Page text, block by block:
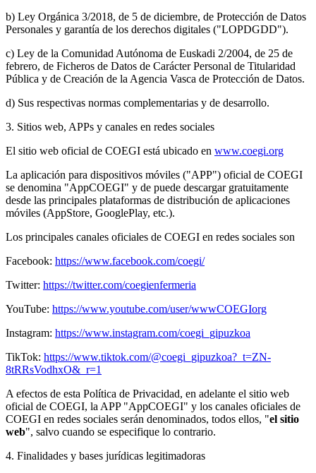
b) Ley Orgánica 3/2018, de 5 de diciembre, de Protección de Datos
Personales y garantía de los derechos digitales ("LOPDGDD").
c) Ley de la Comunidad Autónoma de Euskadi 2/2004, de 25 de
febrero, de Ficheros de Datos de Carácter Personal de Titularidad
Pública y de Creación de la Agencia Vasca de Protección de Datos.
d) Sus respectivas normas complementarias y de desarrollo.
3. Sitios web, APPs y canales en redes sociales
El sitio web oficial de COEGI está ubicado en www.coegi.org
La aplicación para dispositivos móviles ("APP") oficial de COEGI
se denomina "AppCOEGI" y de puede descargar gratuitamente
desde las principales plataformas de distribución de aplicaciones
móviles (AppStore, GooglePlay, etc.).
Los principales canales oficiales de COEGI en redes sociales son
Facebook: https://www.facebook.com/coegi/
Twitter: https://twitter.com/coegienfermeria
YouTube: https://www.youtube.com/user/wwwCOEGIorg
Instagram: https://www.instagram.com/coegi_gipuzkoa
TikTok: https://www.tiktok.com/@coegi_gipuzkoa?_t=ZN-
8tRRsVodhxO&_r=1
A efectos de esta Política de Privacidad, en adelante el sitio web
oficial de COEGI, la APP "AppCOEGI" y los canales oficiales de
COEGI en redes sociales serán denominados, todos ellos, "el sitio
web", salvo cuando se especifique lo contrario.
4. Finalidades y bases jurídicas legitimadoras